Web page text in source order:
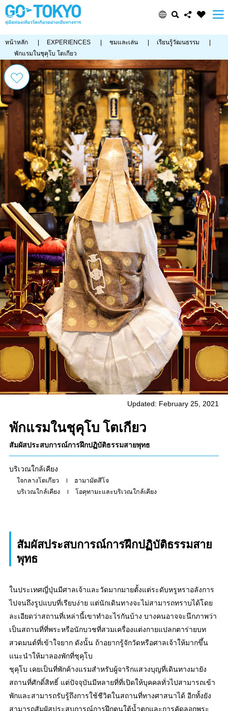
หน้าหลัก EXPERIENCES ชมและเล่น เรียนรู้วัฒนธรรม
พักแรมในชุคุโบ โตเกียว
Updated: February 25, 2021
พักแรมในชุคุโบ โตเกียว
สัมผัสประสบการณ์การฝึกปฏิบัติธรรมสายพุทธ
บริเวณใกล้เคียง
ใจกลางโตเกียว
ฮามามัตสึโจ
บริเวณใกล้เคียง
โอคุทามะและบริเวณใกล้เคียง
สัมผัสประสบการณ์การฝึกปฏิบัติธรรมสาย
พุทธ
ในประเทศญี่ปุ่นมีศาลเจ้าและวัดมากมายตั้งแต่ระดับหรูหราอลังการ
ไปจนถึงรูปแบบที่เรียบง่าย แต่นักเดินทางจะไม่สามารถทราบได้โดย
ละเอียดว่าสถานที่เหล่านี้เขาทำอะไรกันบ้าง บางคนอาจจะนึกภาพว่า
เป็นสถานที่ที่พระหรือนักบวชที่สวมเครื่องแต่งกายแปลกตาร่ายบท
สวดมนต์ที่เข้าใจยาก ดังนั้น ถ้าอยากรู้จักวัดหรือศาลเจ้าให้มากขึ้น
แนะนำให้มาลองพักที่ชุคุโบ
ชุคุโบ เคยเป็นที่พักค้างแรมสำหรับผู้จาริกแสวงบุญที่เดินทางมายัง
สถานที่ศักดิ์สิทธิ์ แต่ปัจจุบันมีหลายที่ที่เปิดให้บุคคลทั่วไปสามารถเข้า
พักและสามารถรับรู้ถึงการใช้ชีวิตในสถานที่ทางศาสนาได้ อีกทั้งยัง
สามารถสัมผัสประสบการณ์การฝึกตนใต้น้ำตกและการคัดลอกพระ